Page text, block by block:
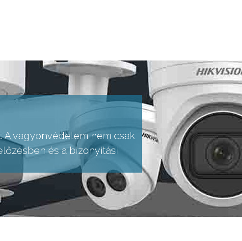
vagyonvédelem nem csak
és a bizonyítási